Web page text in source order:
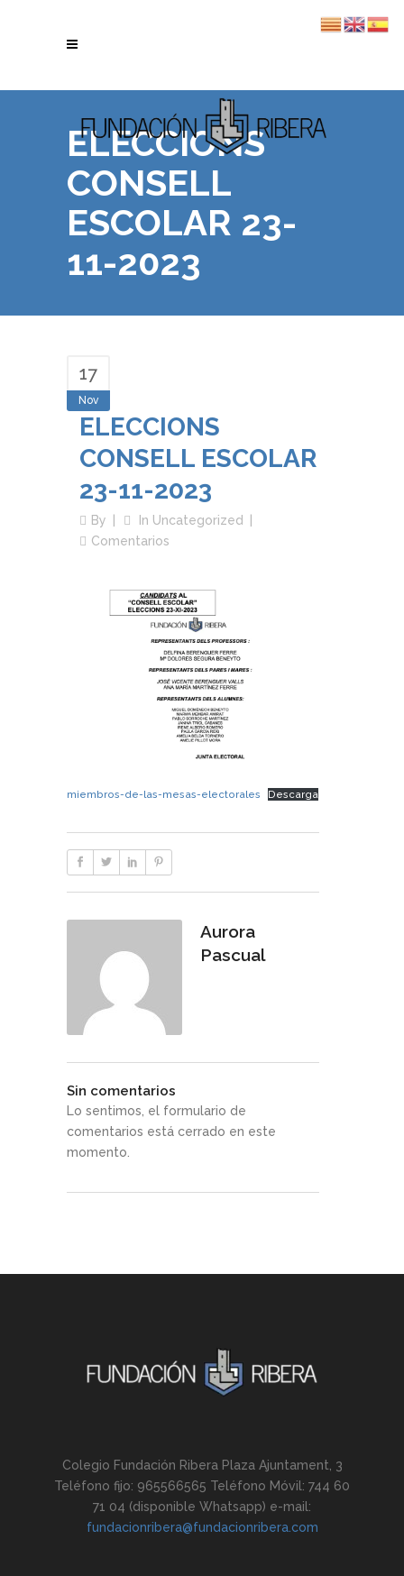
ELECCIONS
CONSELL
ESCOLAR 23-
11-2023
17
Nov
ELECCIONS
CONSELL ESCOLAR
23-11-2023
By In Uncategorized
Comentarios
miembros-de-las-mesas-electorales Descarga
Aurora
Pascual
Sin comentarios
Lo sentimos, el formulario de
comentarios está cerrado en este
momento.
Colegio Fundación Ribera Plaza Ajuntament, 3
Teléfono fijo: 965566565 Teléfono Móvil: 744 60
71 04 (disponible Whatsapp) e-mail:
fundacionribera@fundacionribera.com